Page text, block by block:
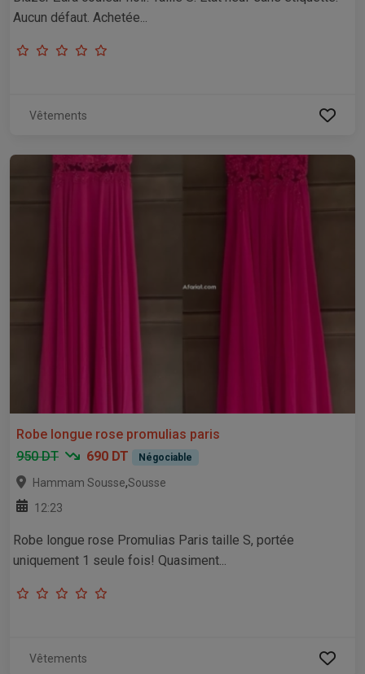
Aucun défaut. Achetée...
Vêtements
Robe longue rose promulias paris
950 DT
690 DT Négociable
Hammam Sousse,Sousse
12:23
Robe longue rose Promulias Paris taille S, portée
uniquement 1 seule fois! Quasiment...
Vêtements